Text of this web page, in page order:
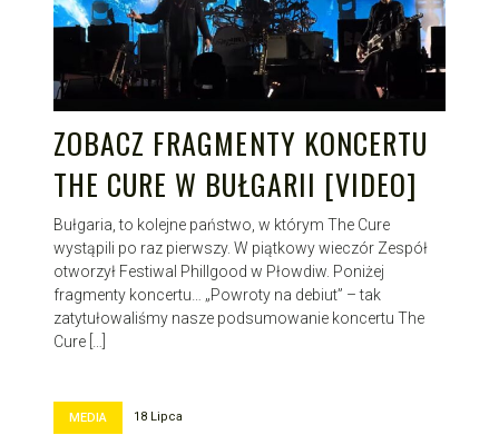
ZOBACZ FRAGMENTY KONCERTU
THE CURE W BUŁGARII [VIDEO]
Bułgaria, to kolejne państwo, w którym The Cure
wystąpili po raz pierwszy. W piątkowy wieczór Zespół
otworzył Festiwal Phillgood w Płowdiw. Poniżej
fragmenty koncertu… „Powroty na debiut” – tak
zatytułowaliśmy nasze podsumowanie koncertu The
Cure […]
MEDIA 18 Lipca